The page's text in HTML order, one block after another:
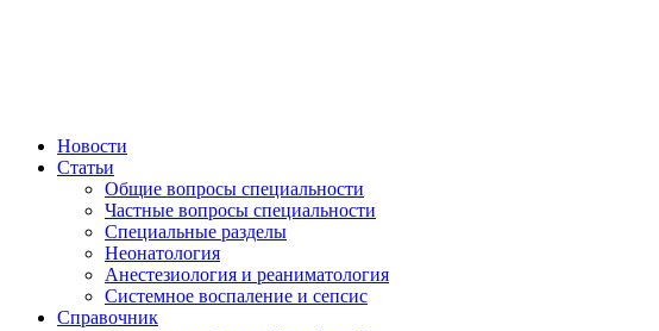
Новости
Статьи
Общие вопросы специальности
Частные вопросы специальности
Специальные разделы
Неонатология
Анестезиология и реаниматология
Системное воспаление и сепсис
Справочник